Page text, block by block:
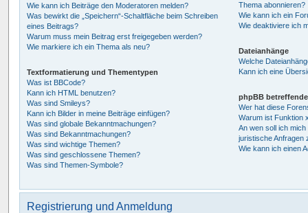
Wie kann ich Beiträge den Moderatoren melden?
Was bewirkt die „Speichern“-Schaltfläche beim Schreiben
eines Beitrags?
Warum muss mein Beitrag erst freigegeben werden?
Wie markiere ich ein Thema als neu?
Textformatierung und Thementypen
Was ist BBCode?
Kann ich HTML benutzen?
Was sind Smileys?
Kann ich Bilder in meine Beiträge einfügen?
Was sind globale Bekanntmachungen?
Was sind Bekanntmachungen?
Was sind wichtige Themen?
Was sind geschlossene Themen?
Was sind Themen-Symbole?
Thema abonnieren?
Wie kann ich ein
Wie deaktiviere ich
Dateianhänge
Welche
Kann ich eine
phpBB
Wer hat diese
Warum ist Funktion
An wen soll ich
juristische Anfragen
Wie kann ich einen
Registrierung und Anmeldung